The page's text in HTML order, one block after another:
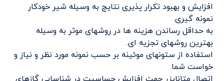
افزایش و بهبود تکرار پذیری نتایج به وسیله شیر خودکار
نمونه گیری.
به حداقل رساندن هزینه ها در روشهای موثر به وسیله
بهترین روشهای تجزیه ای.
استفاده از ستونهای موئینه بر حسب نمونه مورد نظر و نیاز و
خواست شما.